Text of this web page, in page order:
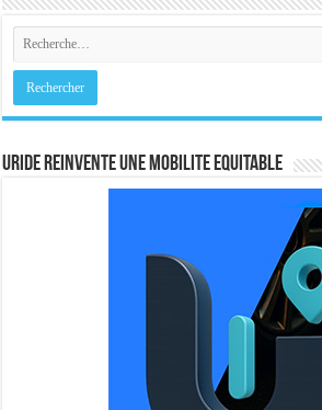
URIDE REINVENTE UNE MOBILITE EQUITABLE